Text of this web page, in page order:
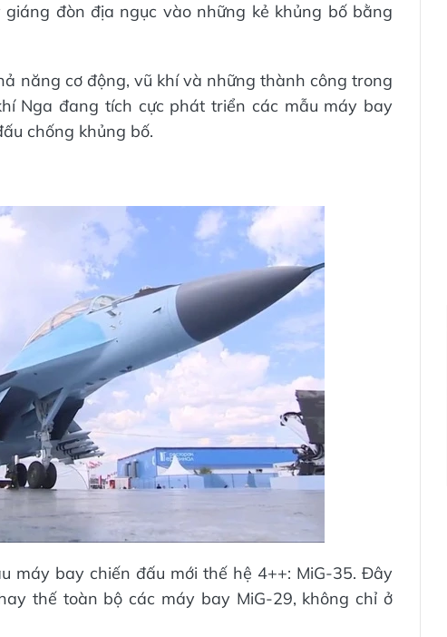
đòn địa ngục vào những kẻ khủng bố bằng
năng cơ động, vũ khí và những thành công trong
Nga đang tích cực phát triển các mẫu máy bay
chống khủng bố.
máy bay chiến đấu mới thế hệ 4++: MiG-35. Đây
thế toàn bộ các máy bay MiG-29, không chỉ ở